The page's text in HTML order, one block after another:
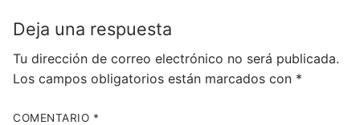
Deja una respuesta
Tu dirección de correo electrónico no será publicada.
Los campos obligatorios están marcados con *
COMENTARIO *